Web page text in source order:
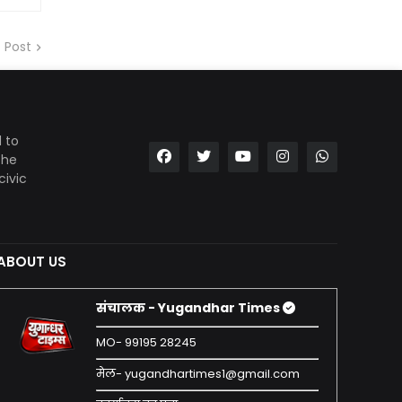
Post
to
US
संचालक - Yugandhar Times
MO- 99195 28245
मेल- yugandhartimes1@gmail.com